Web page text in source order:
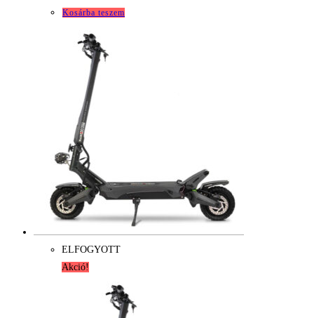
was:
Kosárba teszem
ELFOGYOTT
Akció!